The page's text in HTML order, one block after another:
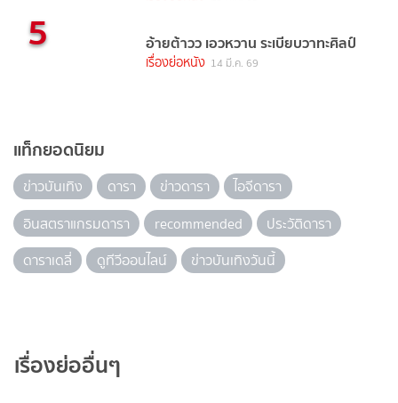
5 อ้ายต้าวว เอวหวาน ระเบียบวาทะศิลป์
เรื่องย่อหนัง 14 มี.ค. 69
แท็กยอดนิยม
ข่าวบันเทิง ดารา ข่าวดารา
ไอจีดารา
อินสตราแกรมดารา
recommended
ประวัติดารา
ดาราเดลี่
ดูทีวีออนไลน์ ข่าวบันเทิงวันนี้
เรื่องย่ออื่นๆ